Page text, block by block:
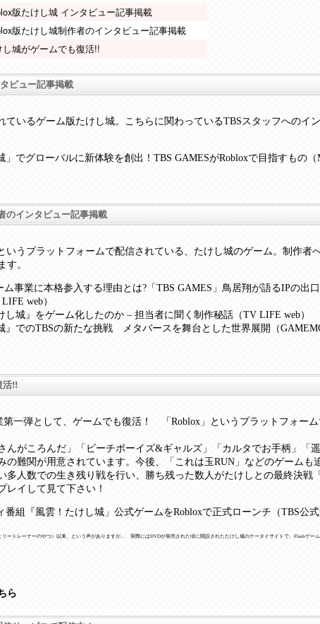
版たけし城 インタビュー記事掲載
版たけし城制作者のインタビュー記事掲載
し城がゲームでも復活!!
ビュー記事掲載
いるゲーム版たけし城。こちらに関わっているTBSスタッフへのイ
」でグローバルに新体験を創出！TBS GAMESがRobloxで目指すもの（
のインタビュー記事掲載
いうプラットフォームで配信されている、たけし城のゲーム。制作者
す。
ム事業に本格参入する理由とは?「TBS GAMES」鳥居翔が語るIPの出
web）
し城』をゲーム化したのか – 担当者に聞く制作秘話（TV LIFE web）
』でのTBSの新たな挑戦 メタバースを舞台とした世界展開（
活!!
一弾として、ゲームでも復活！ 「Roblox」というプラットフォーム
がころんだ」「ビーチボーイズ&ギャルズ」「カルタでお手柄」「
の難関が用意されています。今後、「これは玉RUN」などのゲームも
人数での生き残り戦を行い、勝ち残った数人がたけしとの最終決戦
レイして見て下さい！
番組『風雲！たけし城」公式ゲームをRobloxで正式ローンチ（TBS公式
リートレーナーのやつ）以来、という声がありますが… 実際にはDVDが発売された頃に開設されたたけし城のケータイサイトで、Flashゲー
ら